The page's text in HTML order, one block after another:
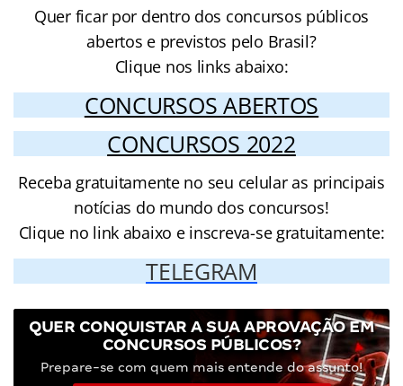
Quer ficar por dentro dos concursos públicos
abertos e previstos pelo Brasil?
Clique nos links abaixo:
CONCURSOS ABERTOS
CONCURSOS 2022
Receba gratuitamente no seu celular as principais
notícias do mundo dos concursos!
Clique no link abaixo e inscreva-se gratuitamente:
TELEGRAM
QUER CONQUISTAR A SUA APROVAÇÃO EM
CONCURSOS PÚBLICOS?
Prepare-se com quem mais entende do assunto!